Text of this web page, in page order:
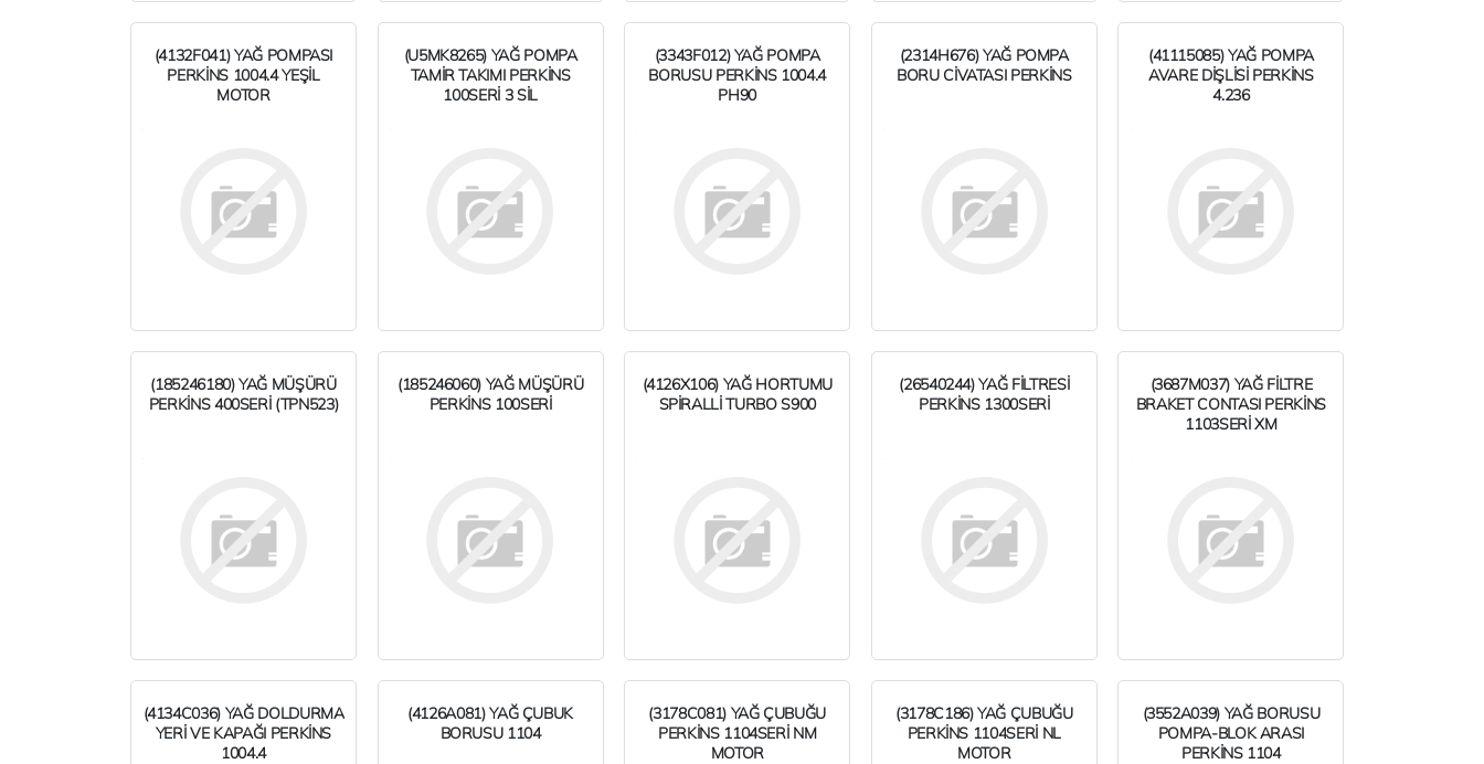
(4132F041) YAĞ POMPASI
PERKİNS 1004.4 YEŞİL
MOTOR
(U5MK8265) YAĞ POMPA
TAMİR TAKIMI PERKİNS
100SERİ 3 SİL
(3343F012) YAĞ POMPA
BORUSU PERKİNS 1004.4
PH90
(2314H676) YAĞ POMPA
BORU CİVATASI PERKİNS
(41115085) YAĞ POMPA
AVARE DİŞLİSİ PERKİNS
4.236
(185246180) YAĞ MÜŞÜRÜ
PERKİNS 400SERİ (TPN523)
(185246060) YAĞ MÜŞÜRÜ
PERKİNS 100SERİ
(4126X106) YAĞ HORTUMU
SPİRALLİ TURBO S900
(26540244) YAĞ FİLTRESİ
PERKİNS 1300SERİ
(3687M037) YAĞ FİLTRE
BRAKET CONTASI PERKİNS
1103SERİ XM
(4134C036) YAĞ DOLDURMA
YERİ VE KAPAĞI PERKİNS
1004.4
(4126A081) YAĞ ÇUBUK
BORUSU 1104
(3178C081) YAĞ ÇUBUĞU
PERKİNS 1104SERİ NM
MOTOR
(3178C186) YAĞ ÇUBUĞU
PERKİNS 1104SERİ NL
MOTOR
(3552A039) YAĞ BORUSU
POMPA-BLOK ARASI
PERKİNS 1104